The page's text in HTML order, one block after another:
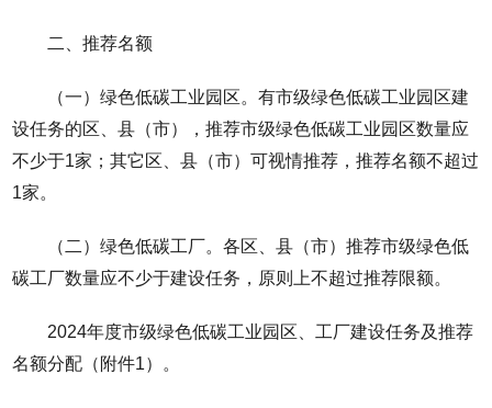
二、推荐名额
（一）绿色低碳工业园区。有市级绿色低碳工业园区建
设任务的区、县（市），推荐市级绿色低碳工业园区数量应
不少于1家；其它区、县（市）可视情推荐，推荐名额不超过
1家。
（二）绿色低碳工厂。各区、县（市）推荐市级绿色低
碳工厂数量应不少于建设任务，原则上不超过推荐限额。
2024年度市级绿色低碳工业园区、工厂建设任务及推荐
名额分配（附件1）。